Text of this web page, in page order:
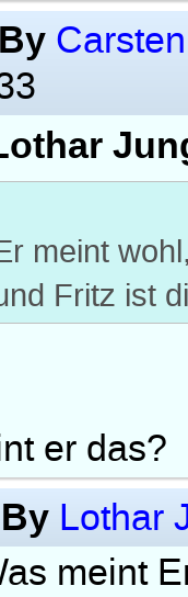
By
meint
Fritz ist
er das?
By Lothar
meint